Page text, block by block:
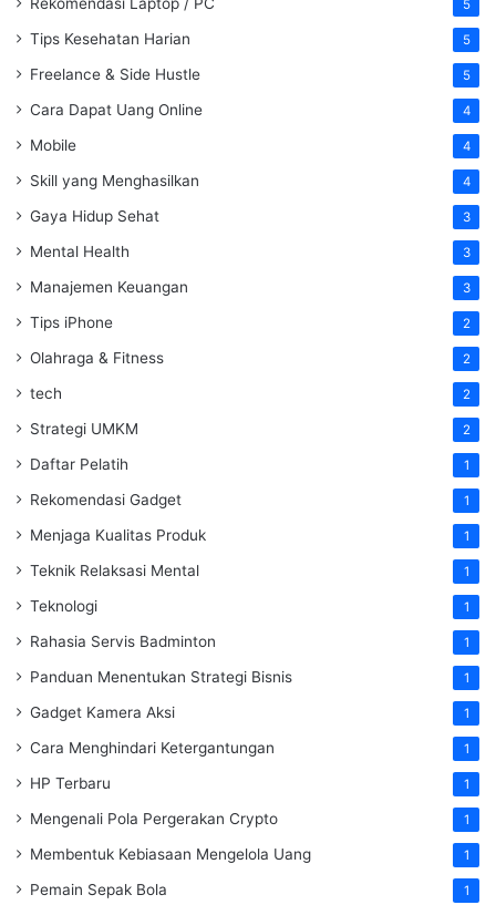
5
Tips Kesehatan Harian 5
Freelance & Side Hustle 5
Cara Dapat Uang Online 4
Mobile 4
Skill yang Menghasilkan 4
Gaya Hidup Sehat 3
Mental Health 3
Manajemen Keuangan 3
Tips iPhone 2
Olahraga & Fitness 2
tech 2
Strategi UMKM 2
Daftar Pelatih 1
Rekomendasi Gadget 1
Menjaga Kualitas Produk 1
Teknik Relaksasi Mental 1
Teknologi 1
Rahasia Servis Badminton 1
Panduan Menentukan Strategi Bisnis 1
Gadget Kamera Aksi 1
Cara Menghindari Ketergantungan 1
HP Terbaru 1
Mengenali Pola Pergerakan Crypto 1
Membentuk Kebiasaan Mengelola Uang 1
Pemain Sepak Bola 1